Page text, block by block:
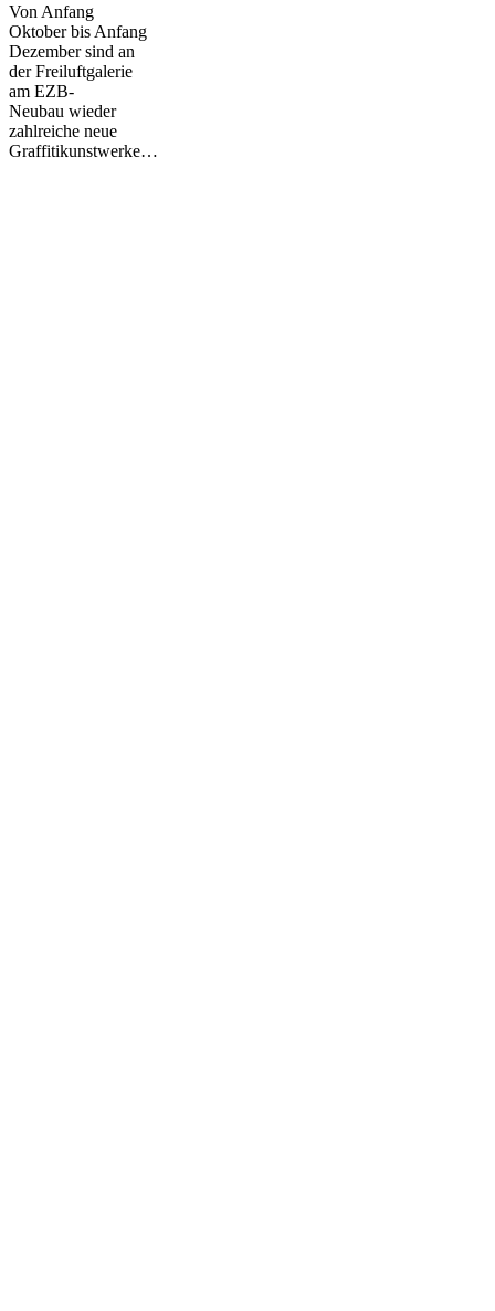
Von Anfang
Oktober bis Anfang
Dezember sind an
der Freiluftgalerie
am EZB-
Neubau wieder
zahlreiche neue
Graffitikunstwerke…